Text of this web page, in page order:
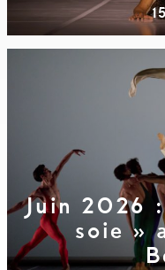
Juin 2026
soie »